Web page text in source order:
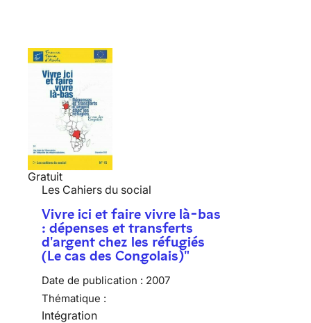
Gratuit
Les Cahiers du social
Vivre ici et faire vivre là-bas
: dépenses et transferts
d'argent chez les réfugiés
(Le cas des Congolais)"
Date de publication : 2007
Thématique :
Intégration